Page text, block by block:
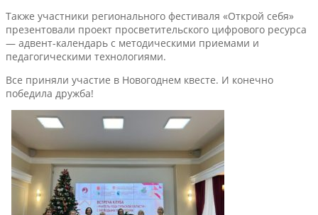
Также участники регионального фестиваля «Открой себя»
презентовали проект просветительского цифрового ресурса
— адвент-календарь с методическими приемами и
педагогическими технологиями.
Все приняли участие в Новогоднем квесте. И конечно
победила дружба!